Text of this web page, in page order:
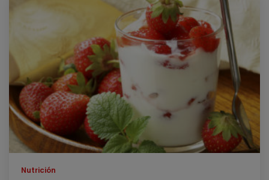
Nutrición